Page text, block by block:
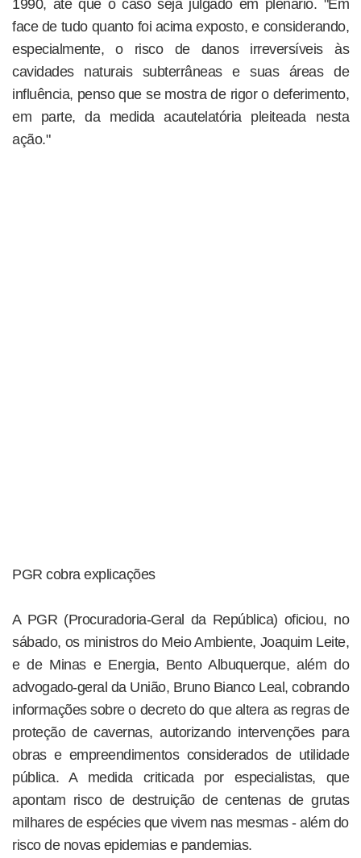
1990, até que o caso seja julgado em plenário. "Em
face de tudo quanto foi acima exposto, e considerando,
especialmente, o risco de danos irreversíveis às
cavidades naturais subterrâneas e suas áreas de
influência, penso que se mostra de rigor o deferimento,
em parte, da medida acautelatória pleiteada nesta
ação."
PGR cobra explicações
A PGR (Procuradoria-Geral da República) oficiou, no
sábado, os ministros do Meio Ambiente, Joaquim Leite,
e de Minas e Energia, Bento Albuquerque, além do
advogado-geral da União, Bruno Bianco Leal, cobrando
informações sobre o decreto do que altera as regras de
proteção de cavernas, autorizando intervenções para
obras e empreendimentos considerados de utilidade
pública. A medida criticada por especialistas, que
apontam risco de destruição de centenas de grutas
milhares de espécies que vivem nas mesmas - além do
risco de novas epidemias e pandemias.